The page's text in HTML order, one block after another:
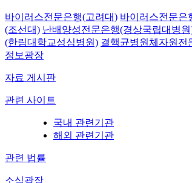
바이러스전문은행(고려대) 바이러스전문은
(조선대) 난배양성전문은행(경상국립대병
(한림대학교성심병원) 결핵균병원체자원전
정보광장
자료 게시판
관련 사이트
국내 관련기관
해외 관련기관
관련 법률
소식광장